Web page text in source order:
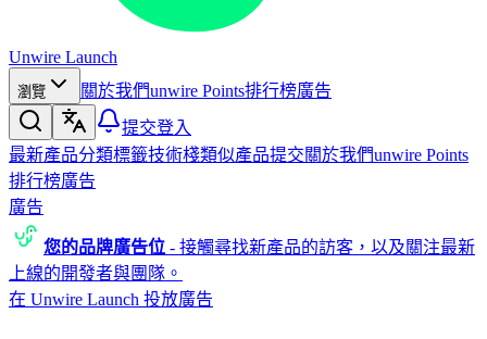
Unwire Launch
瀏覽 關於我們unwire Points排行榜廣告
提交登入
最新產品分類標籤技術棧類似產品提交關於我們unwire Points
排行榜廣告
廣告
您的品牌廣告位 - 接觸尋找新產品的訪客，以及關注最新
上線的開發者與團隊。
在 Unwire Launch 投放廣告